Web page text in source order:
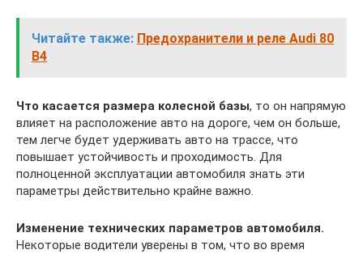
Читайте также: Предохранители и реле Audi 80
B4
Что касается размера колесной базы, то он напрямую
влияет на расположение авто на дороге, чем он больше,
тем легче будет удерживать авто на трассе, что
повышает устойчивость и проходимость. Для
полноценной эксплуатации автомобиля знать эти
параметры действительно крайне важно.
Изменение технических параметров автомобиля.
Некоторые водители уверены в том, что во время